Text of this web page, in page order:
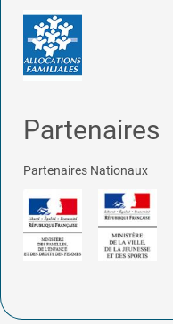
Partenaires
Partenaires Nationaux